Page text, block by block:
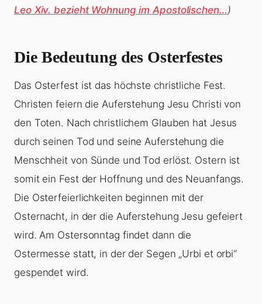
Leo Xiv. bezieht Wohnung im Apostolischen…)
Die Bedeutung des Osterfestes
Das Osterfest ist das höchste christliche Fest.
Christen feiern die Auferstehung Jesu Christi von
den Toten. Nach christlichem Glauben hat Jesus
durch seinen Tod und seine Auferstehung die
Menschheit von Sünde und Tod erlöst. Ostern ist
somit ein Fest der Hoffnung und des Neuanfangs.
Die Osterfeierlichkeiten beginnen mit der
Osternacht, in der die Auferstehung Jesu gefeiert
wird. Am Ostersonntag findet dann die
Ostermesse statt, in der der Segen „Urbi et orbi“
gespendet wird.